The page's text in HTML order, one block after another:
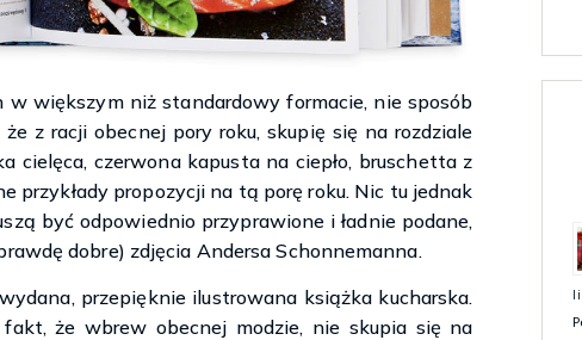
większym niż standardowy formacie, nie sposób
z racji obecnej pory roku, skupię się na rozdziale
cielęca, czerwona kapusta na ciepło, bruschetta z
przykłady propozycji na tą porę roku. Nic tu jednak
być odpowiednio przyprawione i ładnie podane,
dobre) zdjęcia Andersa Schonnemanna.
przepięknie ilustrowana książka kucharska.
że wbrew obecnej modzie, nie skupia się na